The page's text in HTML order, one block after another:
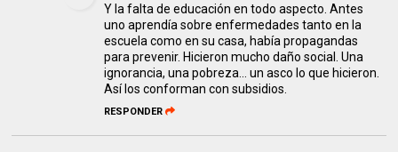
Y la falta de educación en todo aspecto. Antes
uno aprendía sobre enfermedades tanto en la
escuela como en su casa, había propagandas
para prevenir. Hicieron mucho daño social. Una
ignorancia, una pobreza... un asco lo que hicieron.
Así los conforman con subsidios.
RESPONDER